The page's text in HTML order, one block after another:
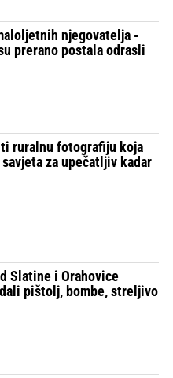
njegovatelja -
prerano postala odrasli
ruralnu fotografiju koja
za upečatljiv kadar
Slatine i Orahovice
pištolj, bombe, streljivo